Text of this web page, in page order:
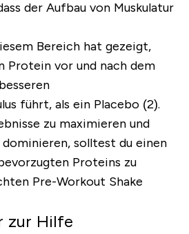
der Aufbau von Muskulatur
Bereich hat gezeigt,
Protein vor und nach dem
führt, als ein Placebo (2).
zu maximieren und
solltest du einen
Proteins zu
Pre-Workout Shake
zur Hilfe